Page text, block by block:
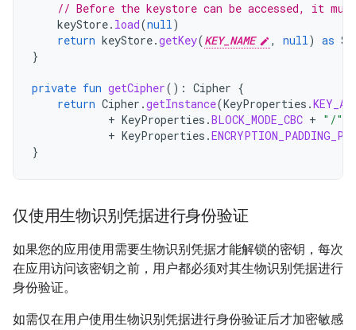
// Before the keystore can be accessed, it
keyStore. load(null)
return keyStore.getKey(KEY_NAME , null) as
}
private fun getCipher(): Cipher {
return Cipher .getInstance(KeyProperties .
+ KeyProperties .BLOCK_MODE_CBC + "/"
+ KeyProperties .
}
仅使用生物识别凭据进行身份验证
如果您的应用使用需要生物识别凭据才能解锁的密钥，每次
在应用访问该密钥之前，用户都必须对其生物识别凭据进行
身份验证。
如需仅在用户使用生物识别凭据进行身份验证后才加密敏感